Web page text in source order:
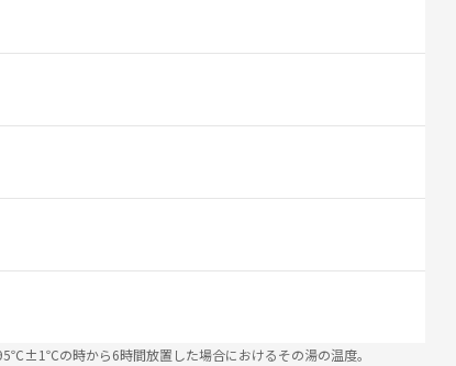
の時から6時間放置した場合におけるその湯の温度。